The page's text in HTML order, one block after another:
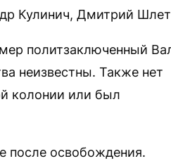
Кулинич, Дмитрий
политзаключенный
неизвестны. Также нет
колонии или был
после освобождения.